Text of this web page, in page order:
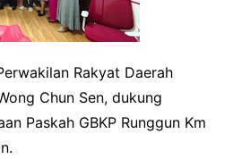
Rakyat Daerah
Chun Sen, dukung
Paskah GBKP Runggun Km